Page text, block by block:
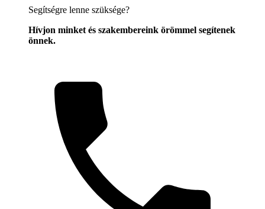
Segítségre lenne szüksége?
Hívjon minket és szakembereink örömmel segítenek
önnek.